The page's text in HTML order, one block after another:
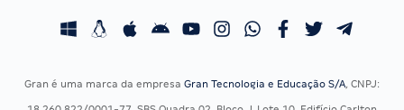
Concursos Fiscais
Calendário OAB
Gran é uma marca da empresa Gran Tecnologia e Educação S/A, CNPJ: